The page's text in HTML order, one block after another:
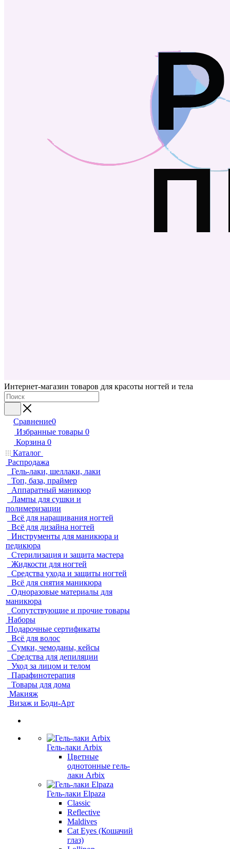
Интернет-магазин товаров для красоты ногтей и тела
Сравнение0
Избранные товары 0
Корзина 0
Каталог
Распродажа
Гель-лаки, шеллаки, лаки
Топ, база, праймер
Аппаратный маникюр
Лампы для сушки и
полимеризации
Всё для наращивания ногтей
Всё для дизайна ногтей
Инструменты для маникюра и
педикюра
Стерилизация и защита мастера
Жидкости для ногтей
Средства ухода и защиты ногтей
Всё для снятия маникюра
Одноразовые материалы для
маникюра
Сопутствующие и прочие товары
Наборы
Подарочные сертификаты
Всё для волос
Сумки, чемоданы, кейсы
Средства для депиляции
Уход за лицом и телом
Парафинотерапия
Товары для дома
Макияж
Визаж и Боди-Арт
Гель-лаки Arbix
Цветные
однотонные гель-
лаки Arbix
Гель-лаки Elpaza
Classic
Reflective
Maldives
Cat Eyes (Кошачий
глаз)